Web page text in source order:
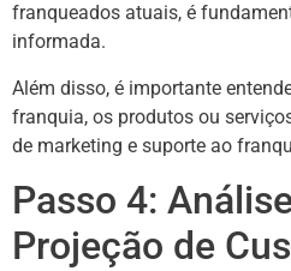
franqueados atuais, é
informada.
Além disso, é importante
franquia, os produtos ou
de marketing e suporte ao
Passo 4:
Projeção de